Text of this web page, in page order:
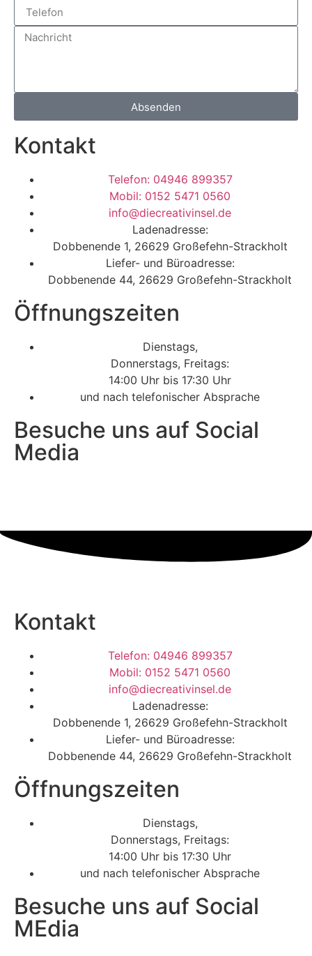
Absenden
Kontakt
Telefon: 04946 899357
Mobil: 0152 5471 0560
info@diecreativinsel.de
Ladenadresse:
Dobbenende 1, 26629 Großefehn-Strackholt
Liefer- und Büroadresse:
Dobbenende 44, 26629 Großefehn-Strackholt
Öffnungszeiten
Dienstags,
Donnerstags, Freitags:
14:00 Uhr bis 17:30 Uhr
und nach telefonischer Absprache
Besuche uns auf Social
Media
Kontakt
Telefon: 04946 899357
Mobil: 0152 5471 0560
info@diecreativinsel.de
Ladenadresse:
Dobbenende 1, 26629 Großefehn-Strackholt
Liefer- und Büroadresse:
Dobbenende 44, 26629 Großefehn-Strackholt
Öffnungszeiten
Dienstags,
Donnerstags, Freitags:
14:00 Uhr bis 17:30 Uhr
und nach telefonischer Absprache
Besuche uns auf Social
MEdia